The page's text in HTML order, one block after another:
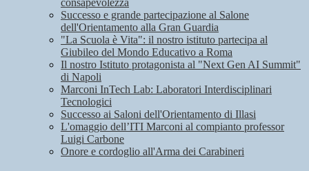
consapevolezza
Successo e grande partecipazione al Salone
dell'Orientamento alla Gran Guardia
"La Scuola è Vita": il nostro istituto partecipa al
Giubileo del Mondo Educativo a Roma
Il nostro Istituto protagonista al "Next Gen AI Summit"
di Napoli
Marconi InTech Lab: Laboratori Interdisciplinari
Tecnologici
Successo ai Saloni dell'Orientamento di Illasi
L'omaggio dell’ITI Marconi al compianto professor
Luigi Carbone
Onore e cordoglio all'Arma dei Carabineri